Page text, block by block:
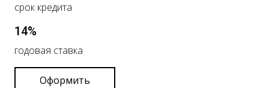
срок кредита
14%
годовая ставка
Оформить